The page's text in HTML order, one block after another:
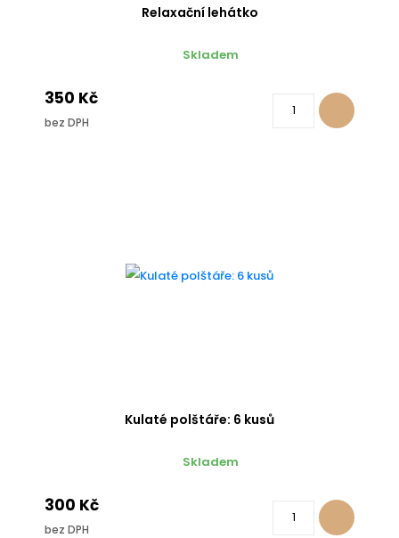
Relaxační lehátko
Skladem
350 Kč
bez DPH
Kulaté polštáře: 6 kusů
Skladem
300 Kč
bez DPH